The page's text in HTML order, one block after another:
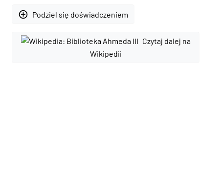
add_circle_outline Podziel się doświadczeniem
Czytaj dalej na
Wikipedii